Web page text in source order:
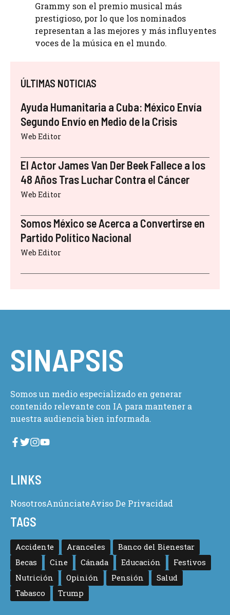
Grammy son el premio musical más
prestigioso, por lo que los nominados
representan a las mejores y más influyentes
voces de la música en el mundo.
ÚLTIMAS NOTICIAS
Ayuda Humanitaria a Cuba: México Envía
Segundo Envío en Medio de la Crisis
Web Editor
El Actor James Van Der Beek Fallece a los
48 Años Tras Luchar Contra el Cáncer
Web Editor
Somos México se Acerca a Convertirse en
Partido Político Nacional
Web Editor
SINAPSIS
Somos un medio especializado en generar
contenido relevante con IA para mantener a
nuestra audiencia bien informada.
LINKS
NosotrosAnúnciateAviso De Privacidad
TAGS
Accidente Aranceles
Banco del Bienestar
Becas
Cine Cánada Educación
Festivos
Nutrición
Opinión Pensión
Salud
Tabasco
Trump